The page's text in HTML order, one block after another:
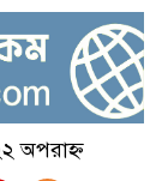
অপরাহ্ন